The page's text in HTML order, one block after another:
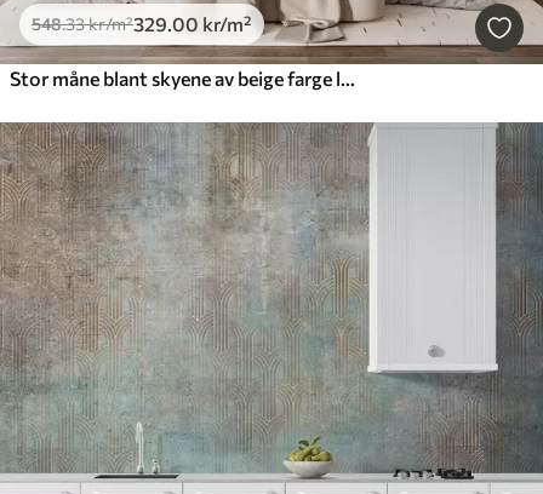
548.33kr/m²329.00 kr/m²
Stor måne blant skyene av beige farge loft stil